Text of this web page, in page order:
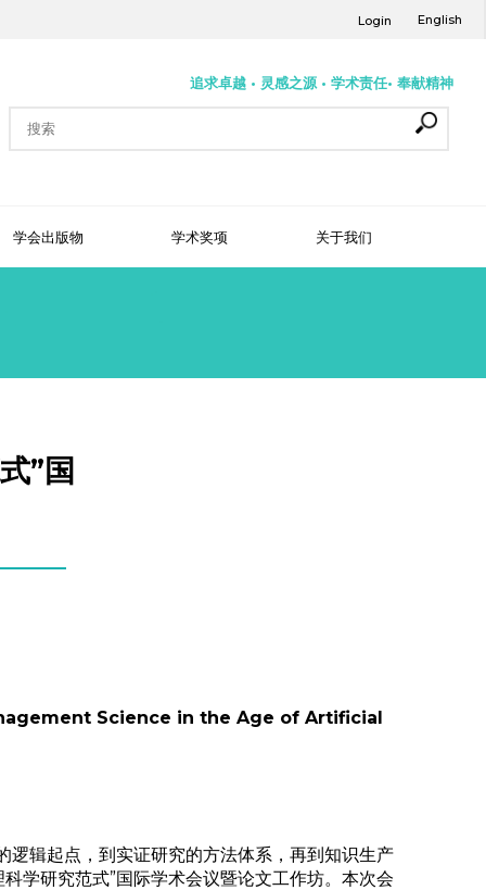
Login English
追求卓越 • 灵感之源 • 学术责任• 奉献精神
学会出版物 学术奖项 关于我们
”国
Science in the Age of Artificial
辑起点，到实证研究的方法体系，再到知识生产
学研究范式”国际学术会议暨论文工作坊。本次会